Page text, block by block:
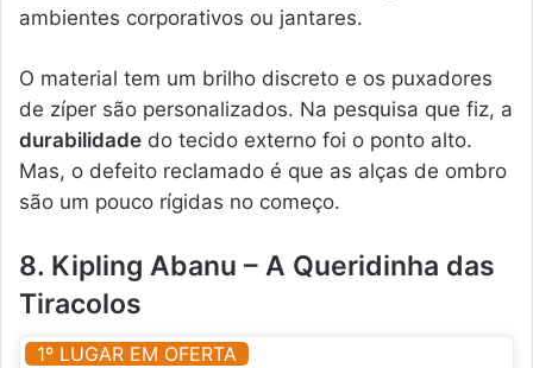
ambientes corporativos ou jantares.
O material tem um brilho discreto e os puxadores
de zíper são personalizados. Na pesquisa que fiz, a
durabilidade do tecido externo foi o ponto alto.
Mas, o defeito reclamado é que as alças de ombro
são um pouco rígidas no começo.
8. Kipling Abanu – A Queridinha das
Tiracolos
1º LUGAR EM OFERTA